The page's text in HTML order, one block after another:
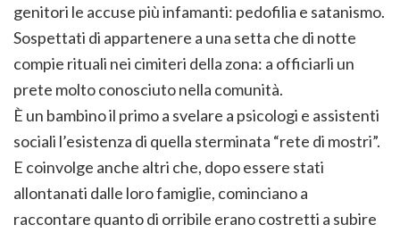
genitori le accuse più infamanti: pedofilia e satanismo.
Sospettati di appartenere a una setta che di notte
compie rituali nei cimiteri della zona: a officiarli un
prete molto conosciuto nella comunità.
È un bambino il primo a svelare a psicologi e assistenti
sociali l’esistenza di quella sterminata “rete di mostri”.
E coinvolge anche altri che, dopo essere stati
allontanati dalle loro famiglie, cominciano a
raccontare quanto di orribile erano costretti a subire